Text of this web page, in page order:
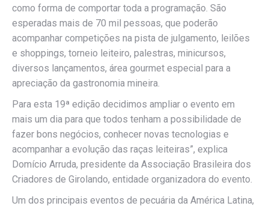
como forma de comportar toda a programação. São
esperadas mais de 70 mil pessoas, que poderão
acompanhar competições na pista de julgamento, leilões
e shoppings, torneio leiteiro, palestras, minicursos,
diversos lançamentos, área gourmet especial para a
apreciação da gastronomia mineira.
Para esta 19ª edição decidimos ampliar o evento em
mais um dia para que todos tenham a possibilidade de
fazer bons negócios, conhecer novas tecnologias e
acompanhar a evolução das raças leiteiras”, explica
Domício Arruda, presidente da Associação Brasileira dos
Criadores de Girolando, entidade organizadora do evento.
Um dos principais eventos de pecuária da América Latina,